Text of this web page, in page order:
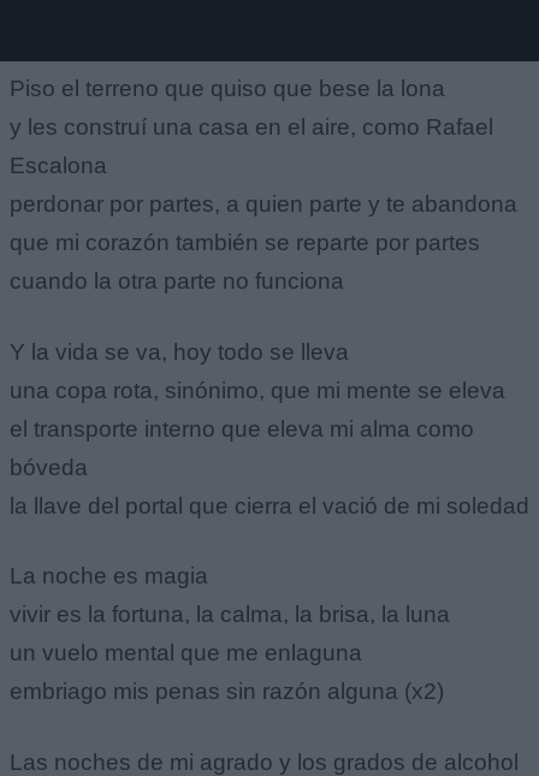
Piso el terreno que quiso que bese la lona
y les construí una casa en el aire, como Rafael
Escalona
perdonar por partes, a quien parte y te abandona
que mi corazón también se reparte por partes
cuando la otra parte no funciona
Y la vida se va, hoy todo se lleva
una copa rota, sinónimo, que mi mente se eleva
el transporte interno que eleva mi alma como
bóveda
la llave del portal que cierra el vació de mi soledad
La noche es magia
vivir es la fortuna, la calma, la brisa, la luna
un vuelo mental que me enlaguna
embriago mis penas sin razón alguna (x2)
Las noches de mi agrado y los grados de alcohol